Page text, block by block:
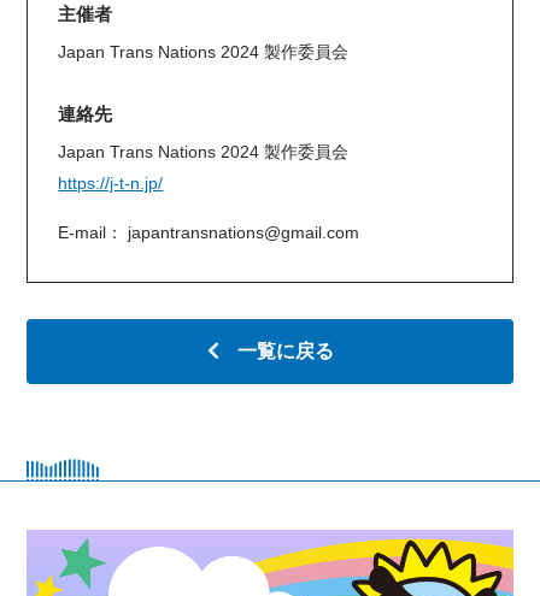
主催者
Japan Trans Nations 2024 製作委員会
連絡先
Japan Trans Nations 2024 製作委員会
https://j-t-n.jp/
E-mail： japantransnations@gmail.com
一覧に戻る